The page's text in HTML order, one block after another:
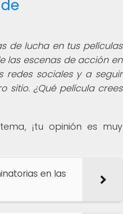
de lucha en tus películas
las escenas de acción en
redes sociales y a seguir
sitio. ¿Qué película crees
¡tu opinión es muy
en las